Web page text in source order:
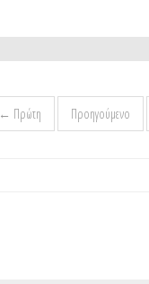
← Πρώτη Προηγούμενο